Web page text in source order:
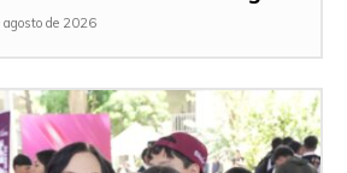
agosto de 2026